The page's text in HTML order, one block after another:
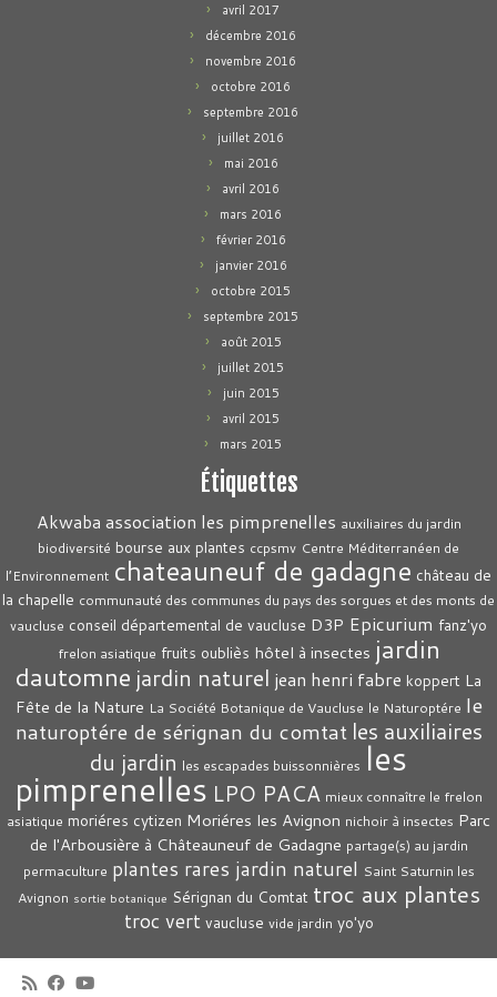
avril 2017
décembre 2016
novembre 2016
octobre 2016
septembre 2016
juillet 2016
mai 2016
avril 2016
mars 2016
février 2016
janvier 2016
octobre 2015
septembre 2015
août 2015
juillet 2015
juin 2015
avril 2015
mars 2015
Étiquettes
Akwaba association les pimprenelles auxiliaires du jardin
biodiversité bourse aux plantes ccpsmv Centre Méditerranéen de
l’Environnement chateauneuf de gadagne château de
la chapelle communauté des communes du pays des sorgues et des monts de
vaucluse conseil départemental de vaucluse D3P Epicurium fanz'yo
frelon asiatique fruits oubliès hôtel à insectes jardin
dautomne jardin naturel jean henri fabre koppert La
Fête de la Nature La Société Botanique de Vaucluse le Naturoptére le
naturoptére de sérignan du comtat les auxiliaires
du jardin les escapades buissonnières les
pimprenelles LPO PACA mieux connaître le frelon
asiatique moriéres cytizen Moriéres les Avignon nichoir à insectes Parc
de l'Arbousière à Châteauneuf de Gadagne partage(s) au jardin
permaculture plantes rares jardin naturel Saint Saturnin les
Avignon sortie botanique Sérignan du Comtat troc aux plantes
troc vert vaucluse vide jardin yo'yo